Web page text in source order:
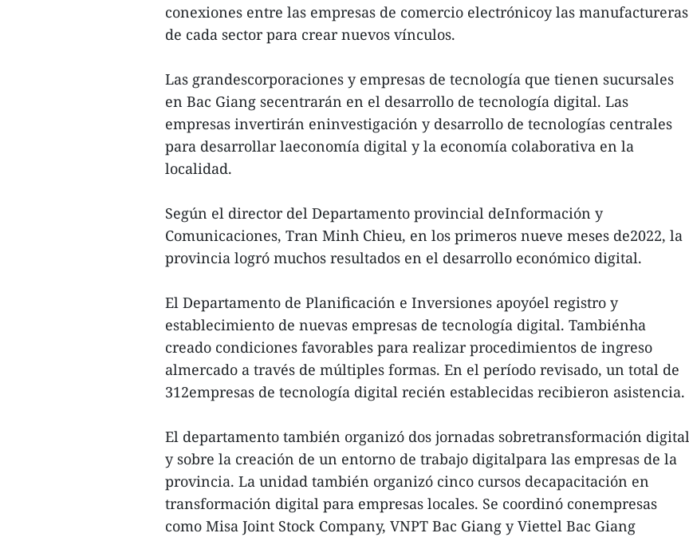
conexiones entre las empresas de comercio electrónicoy las manufactureras
de cada sector para crear nuevos vínculos.
Las grandescorporaciones y empresas de tecnología que tienen sucursales
en Bac Giang secentrarán en el desarrollo de tecnología digital. Las
empresas invertirán eninvestigación y desarrollo de tecnologías centrales
para desarrollar laeconomía digital y la economía colaborativa en la
localidad.
Según el director del Departamento provincial deInformación y
Comunicaciones, Tran Minh Chieu, en los primeros nueve meses de2022, la
provincia logró muchos resultados en el desarrollo económico digital.
El Departamento de Planificación e Inversiones apoyóel registro y
establecimiento de nuevas empresas de tecnología digital. Tambiénha
creado condiciones favorables para realizar procedimientos de ingreso
almercado a través de múltiples formas. En el período revisado, un total de
312empresas de tecnología digital recién establecidas recibieron asistencia.
El departamento también organizó dos jornadas sobretransformación digital
y sobre la creación de un entorno de trabajo digitalpara las empresas de la
provincia. La unidad también organizó cinco cursos decapacitación en
transformación digital para empresas locales. Se coordinó conempresas
como Misa Joint Stock Company, VNPT Bac Giang y Viettel Bac Giang